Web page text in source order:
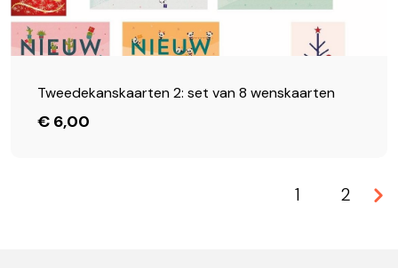
Tweedekanskaarten 2: set van 8 wenskaarten
€ 6,00
1 2